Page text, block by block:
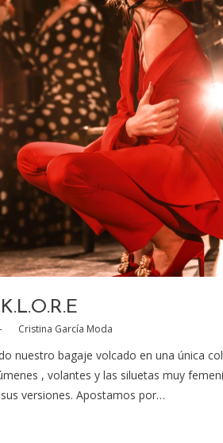
Cristina García Moda
nuestro bagaje volcado en una única
, volantes y las siluetas muy
versiones. Apostamos por…